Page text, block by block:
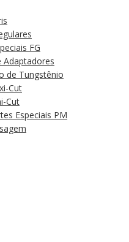
FG
Adaptadores
de Tungstênio
Cut
Cut
Especiais PM